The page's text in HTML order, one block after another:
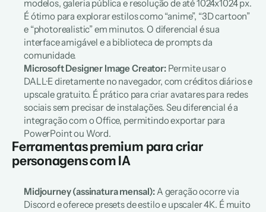
modelos, galeria pública e resolução de até 1024x1024 px.
É ótimo para explorar estilos como “anime”, “3D cartoon”
e “photorealistic” em minutos. O diferencial é sua
interface amigável e a biblioteca de prompts da
comunidade.
Microsoft Designer Image Creator: Permite usar o
DALL·E diretamente no navegador, com créditos diários e
upscale gratuito. É prático para criar avatares para redes
sociais sem precisar de instalações. Seu diferencial é a
integração com o Office, permitindo exportar para
PowerPoint ou Word.
Ferramentas premium para criar
personagens com IA
Midjourney (assinatura mensal): A geração ocorre via
Discord e oferece presets de estilo e upscaler 4K. É muito